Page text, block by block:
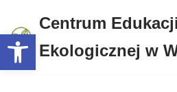
Otwórz pasek narzędzi
Przejdź
do
Centrum Edukacji
Ekologicznej w